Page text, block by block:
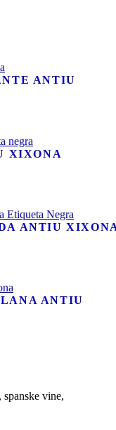
ANTIU
XIXONA
ANTIU
ANTIU
vine,